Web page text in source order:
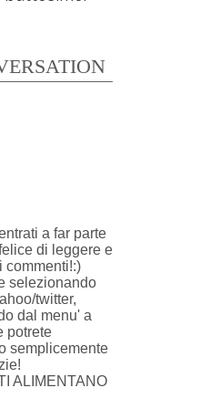
a far parte
di leggere e
commenti!:)
selezionando
twitter,
dal menu' a
potrete
semplicemente
ALIMENTANO